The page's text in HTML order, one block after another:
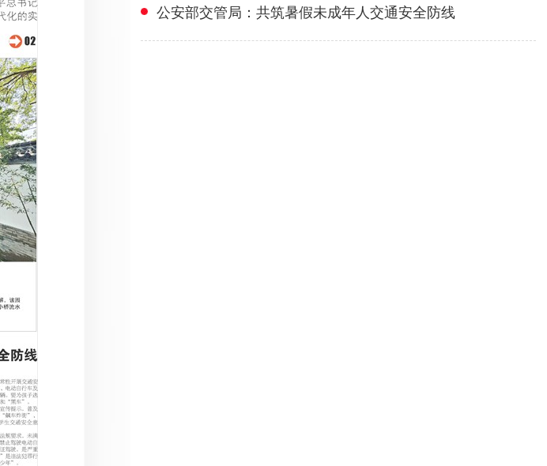
公安部交管局：共筑暑假未成年人交通安全防线